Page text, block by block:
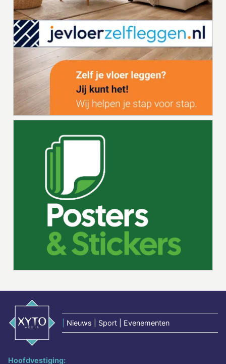
Nieuws | Sport | Evenementen
Hoofdvestiging: